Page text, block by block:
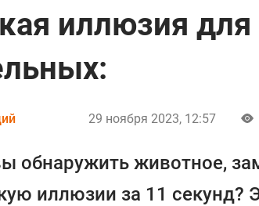
иллюзия
29 ноября 2023, 12:57
обнаружить животное,
иллюзии за 11 секунд?